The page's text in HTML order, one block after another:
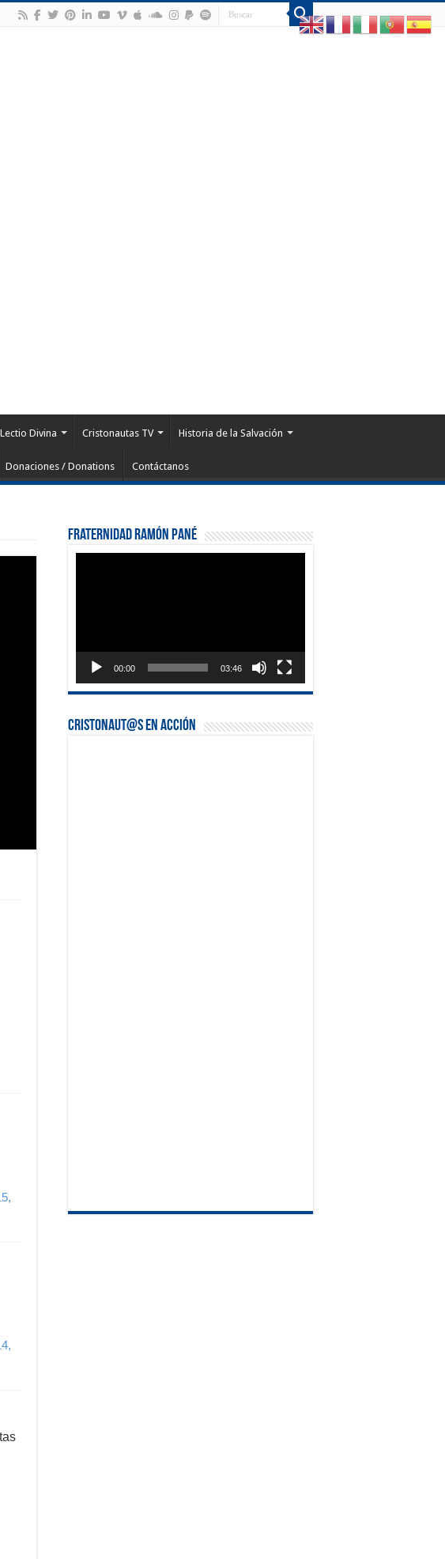
Lectio Divina Cristonautas TV Historia de la Salvación
Donaciones / Donations Contáctanos
Fraternidad Ramón Pané
00:00 03:46
Cristonaut@s en Acción